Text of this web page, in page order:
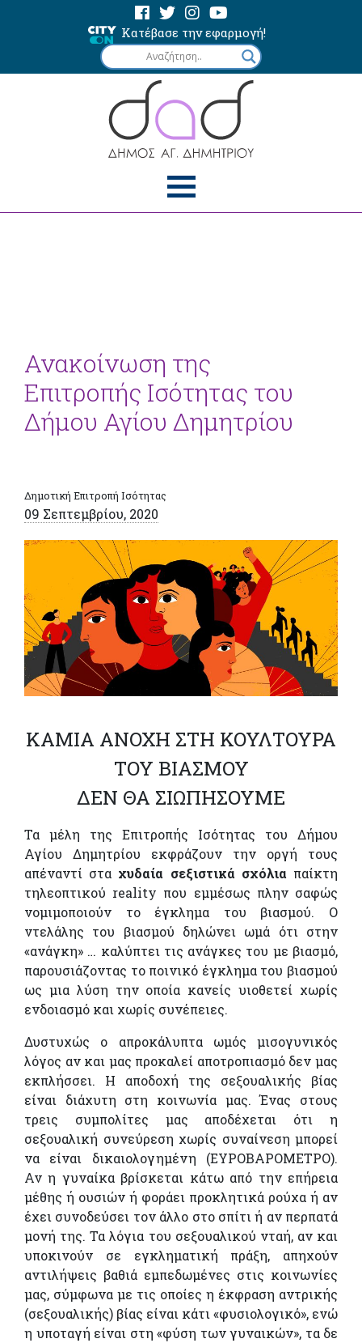
Κατέβασε την εφαρμογή!
Ανακοίνωση της
Επιτροπής Ισότητας του
Δήμου Αγίου Δημητρίου
Δημοτική Επιτροπή Ισότητας
09 Σεπτεμβρίου, 2020
ΚΑΜΙΑ ΑΝΟΧΗ ΣΤΗ ΚΟΥΛΤΟΥΡΑ
ΤΟΥ ΒΙΑΣΜΟΥ
ΔΕΝ ΘΑ ΣΙΩΠΗΣΟΥΜΕ
Τα μέλη της Επιτροπής Ισότητας του Δήμου
Αγίου Δημητρίου εκφράζουν την οργή τους
απέναντί στα χυδαία σεξιστικά σχόλιαπαίκτη
τηλεοπτικού reality που εμμέσως πλην σαφώς
νομιμοποιούν το έγκλημα του βιασμού. Ο
ντελάλης του βιασμού δηλώνει ωμά ότι στην
«ανάγκη» … καλύπτει τις ανάγκες του με βιασμό,
παρουσιάζοντας το ποινικό έγκλημα του βιασμού
ως μια λύση την οποία κανείς υιοθετεί χωρίς
ενδοιασμό και χωρίς συνέπειες.
Δυστυχώς ο απροκάλυπτα ωμός μισογυνικός
λόγος αν και μας προκαλεί αποτροπιασμό δεν μας
εκπλήσσει. Η αποδοχή της σεξουαλικής βίας
είναι διάχυτη στη κοινωνία μας. Ένας στους
τρεις συμπολίτες μας αποδέχεται ότι η
σεξουαλική συνεύρεση χωρίς συναίνεση μπορεί
να είναι δικαιολογημένη (ΕΥΡΟΒΑΡΟΜΕΤΡΟ).
Αν η γυναίκα βρίσκεται κάτω από την επήρεια
μέθης ή ουσιών ή φοράει προκλητικά ρούχα ή αν
έχει συνοδεύσει τον άλλο στο σπίτι ή αν περπατά
μονή της. Τα λόγια του σεξουαλικού νταή, αν και
υποκινούν σε εγκληματική πράξη, απηχούν
αντιλήψεις βαθιά εμπεδωμένες στις κοινωνίες
μας, σύμφωνα με τις οποίες η έκφραση αντρικής
(σεξουαλικής) βίας είναι κάτι «φυσιολογικό», ενώ
η υποταγή είναι στη «φύση των γυναικών», τα δε